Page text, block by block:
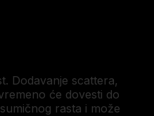
Dodavanje scattera,
će dovesti do
rasta i može